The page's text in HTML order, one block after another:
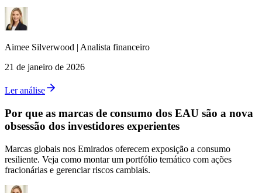
Aimee Silverwood | Analista financeiro
21 de janeiro de 2026
Ler análise
Por que as marcas de consumo dos EAU são a nova
obsessão dos investidores experientes
Marcas globais nos Emirados oferecem exposição a consumo
resiliente. Veja como montar um portfólio temático com ações
fracionárias e gerenciar riscos cambiais.